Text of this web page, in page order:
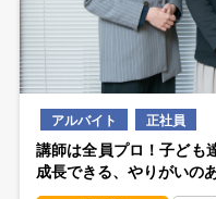
アルバイト 正社員
講師は全員プロ！子ども
成長できる、やりがいの